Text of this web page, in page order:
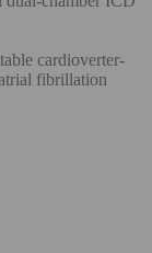
cardioverter-
fibrillation